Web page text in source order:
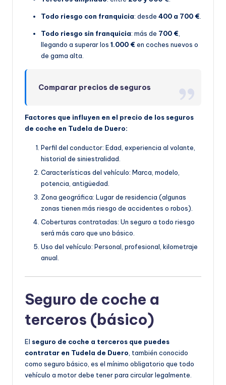
Todo riesgo con franquicia: desde 400 a 700 €
Todo riesgo sin franquicia: más de 700 €
llegando a superar los 1.000 € en coches nuevos o
de gama alta.
Comparar precios de seguros
Factores que influyen en el precio de los seguros
de coche en Tudela de Duero:
Perfil del conductor: Edad, experiencia al volante,
historial de siniestralidad.
Características del vehículo: Marca, modelo,
potencia, antigüedad.
Zona geográfica: Lugar de residencia (algunas
zonas tienen más riesgo de accidentes o robos).
Coberturas contratadas: Un seguro a todo riesgo
será más caro que uno básico.
Uso del vehículo: Personal, profesional, kilometraje
anual.
Seguro de coche a
terceros (básico)
El seguro de coche a terceros que puedes
contratar en Tudela de Duero, también conocido
como seguro básico, es el mínimo obligatorio que todo
vehículo a motor debe tener para circular legalmente.